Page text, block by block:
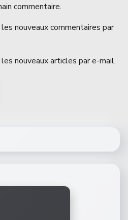
commentaire.
nouveaux commentaires par
nouveaux articles par e-mail.